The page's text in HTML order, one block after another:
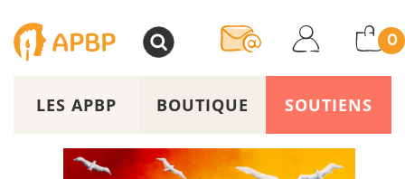
0
LES APBP BOUTIQUE SOUTIENS